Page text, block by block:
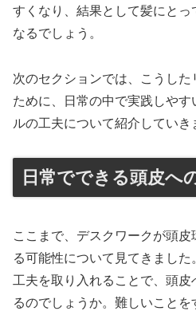
すくなり、結果として髪にとっ
なるでしょう。
次のセクションでは、こうし
ために、日常の中で実践しやす
ルの工夫について紹介していき
日常でできる頭皮へ
ここまで、デスクワークが頭皮
る可能性について見てきまし
工夫を取り入れることで、頭
るのでしょうか。難しいこと